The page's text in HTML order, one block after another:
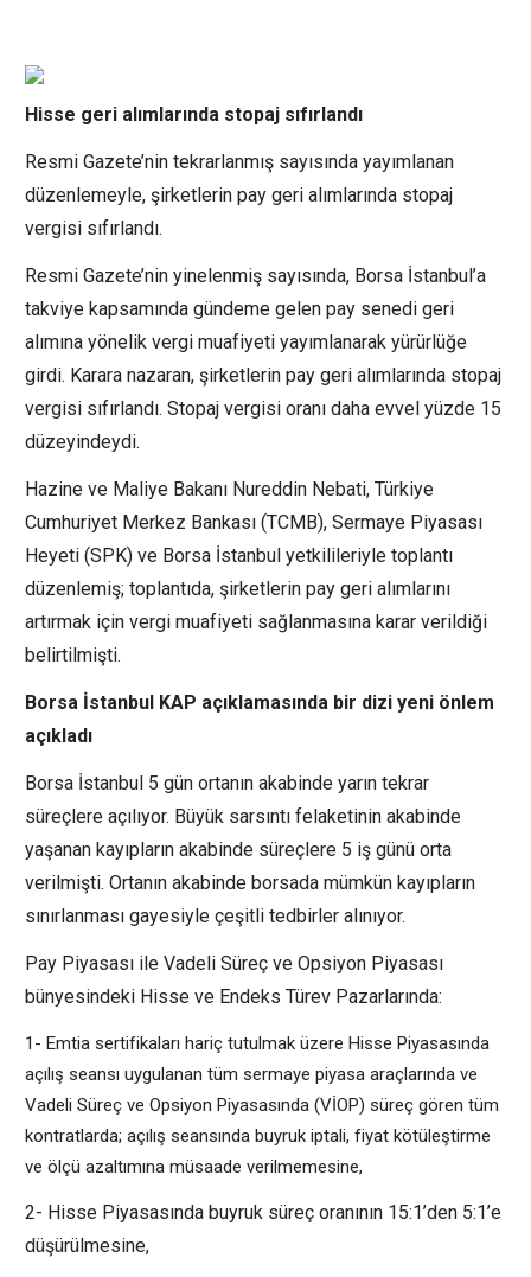
Hisse geri alımlarında stopaj sıfırlandı
Resmi Gazete’nin tekrarlanmış sayısında yayımlanan
düzenlemeyle, şirketlerin pay geri alımlarında stopaj
vergisi sıfırlandı.
Resmi Gazete’nin yinelenmiş sayısında, Borsa İstanbul’a
takviye kapsamında gündeme gelen pay senedi geri
alımına yönelik vergi muafiyeti yayımlanarak yürürlüğe
girdi. Karara nazaran, şirketlerin pay geri alımlarında stopaj
vergisi sıfırlandı. Stopaj vergisi oranı daha evvel yüzde 15
düzeyindeydi.
Hazine ve Maliye Bakanı Nureddin Nebati, Türkiye
Cumhuriyet Merkez Bankası (TCMB), Sermaye Piyasası
Heyeti (SPK) ve Borsa İstanbul yetkilileriyle toplantı
düzenlemiş; toplantıda, şirketlerin pay geri alımlarını
artırmak için vergi muafiyeti sağlanmasına karar verildiği
belirtilmişti.
Borsa İstanbul KAP açıklamasında bir dizi yeni önlem
açıkladı
Borsa İstanbul 5 gün ortanın akabinde yarın tekrar
süreçlere açılıyor. Büyük sarsıntı felaketinin akabinde
yaşanan kayıpların akabinde süreçlere 5 iş günü orta
verilmişti. Ortanın akabinde borsada mümkün kayıpların
sınırlanması gayesiyle çeşitli tedbirler alınıyor.
Pay Piyasası ile Vadeli Süreç ve Opsiyon Piyasası
bünyesindeki Hisse ve Endeks Türev Pazarlarında:
1- Emtia sertifikaları hariç tutulmak üzere Hisse Piyasasında
açılış seansı uygulanan tüm sermaye piyasa araçlarında ve
Vadeli Süreç ve Opsiyon Piyasasında (VİOP) süreç gören tüm
kontratlarda; açılış seansında buyruk iptali, fiyat kötüleştirme
ve ölçü azaltımına müsaade verilmemesine,
2- Hisse Piyasasında buyruk süreç oranının 15:1’den 5:1’e
düşürülmesine,